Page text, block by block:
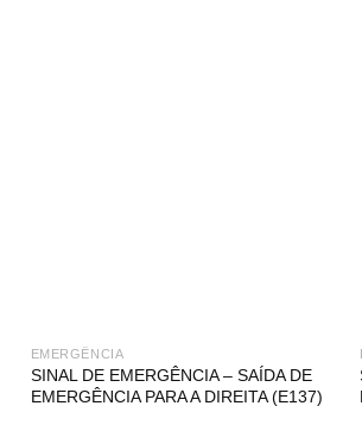
EMERGÊNCIA
SINAL DE EMERGÊNCIA – SAÍDA DE
EMERGÊNCIA PARA A DIREITA (E137)